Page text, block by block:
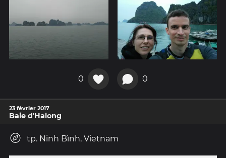
0 0
23 février 2017
Baie d'Halong
tp. Ninh Bình, Vietnam